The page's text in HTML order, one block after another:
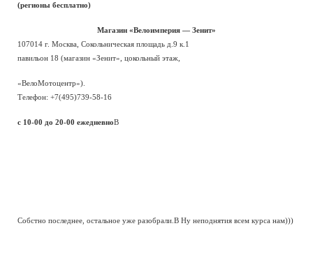
(регионы бесплатно)
Магазин «Велоимперия — Зенит»
107014 г. Москва, Сокольническая площадь д.9 к.1
павильон 18 (магазин «Зенит», цокольный этаж,
«ВелоМотоцентр»).
Телефон: +7(495)739-58-16
c 10-00 до 20-00 ежедневноВ
Собстно последнее, остальное уже разобрали.В Ну неподнятия всем курса нам)))